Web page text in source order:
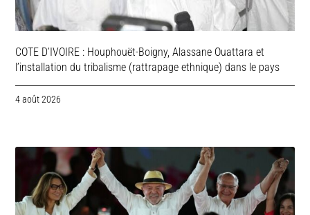
COTE D’IVOIRE : Houphouët-Boigny, Alassane Ouattara et
l’installation du tribalisme (rattrapage ethnique) dans le pays
4 août 2026